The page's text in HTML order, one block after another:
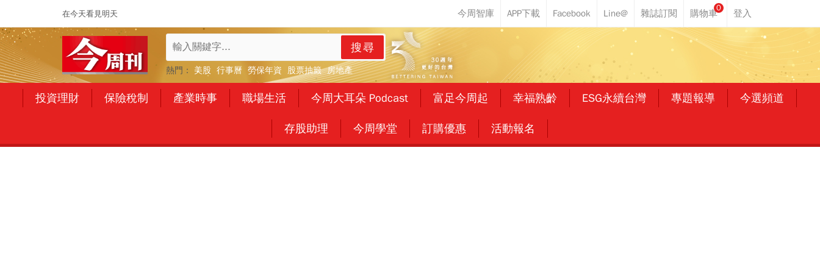
在今天看見明天
0
搜尋
熱門： 美股 行事曆 勞保年資 股票抽籤 房地產
投資理財 保險稅制 產業時事 職場生活 今周大耳朵 Podcast 富足今周起 幸福熟齡 ESG永續台灣 專題報導 今選頻道
存股助理 今周學堂 訂購優惠 活動報名